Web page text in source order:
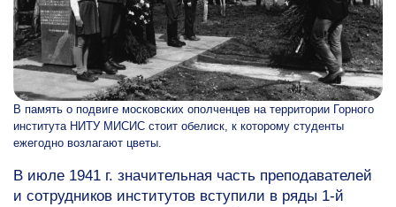
В память о подвиге московских ополченцев на территории Горного
института НИТУ МИСИС стоит обелиск, к которому студенты
ежегодно возлагают цветы.
В июле 1941 г. значительная часть преподавателей
и сотрудников институтов вступили в ряды 1-й